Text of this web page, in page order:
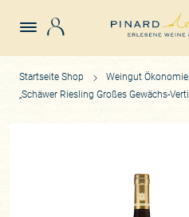
Startseite Shop
Weingut
„Schäwer Riesling Großes Gewächs-